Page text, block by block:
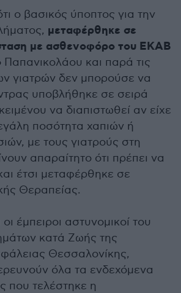
ο βασικός ύποπτος για την
μεταφέρθηκε σε
με ασθενοφόρο του ΕΚΑΒ
Παπανικολάου και παρά τις
γιατρών δεν μπορούσε να
υποβλήθηκε σε σειρά
να διαπιστωθεί αν είχε
ποσότητα χαπιών ή
με τους γιατρούς στη
απαραίτητο ότι πρέπει να
έτσι μεταφέρθηκε σε
Θεραπείας.
έμπειροι αστυνομικοί του
κατά Ζωής της
Θεσσαλονίκης,
όλα τα ενδεχόμενα
που τελέστηκε η